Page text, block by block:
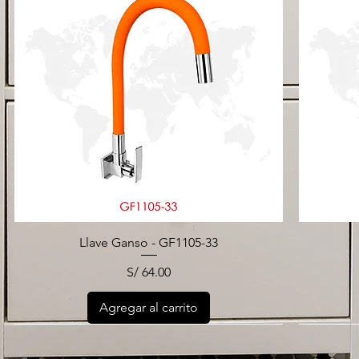
Llave Ganso - GF1105-33
Precio
S/ 64.00
Agregar al carrito